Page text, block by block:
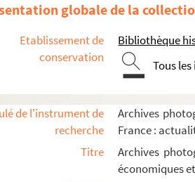
globale de la
Etablissement de
conservation
Bibliothèque
Tous
de l'instrument de
recherche
Archives
France :
Titre
Archives
économiques
Deux-Guerres, 1918-1939